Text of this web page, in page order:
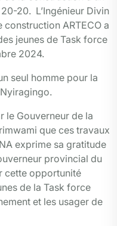
20. L’Ingénieur Divin
construction ARTECO a
jeunes de Task force
2024.
seul homme pour la
le Gouverneur de la
que ces travaux
exprime sa gratitude
provincial du
cette opportunité
de la Task force
et les usager de